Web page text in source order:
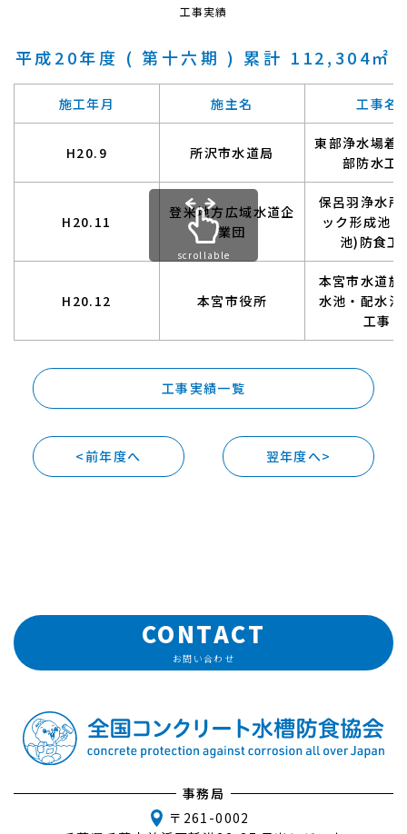
工事実績
平成20年度 ( 第十六期 ) 累計 112,304㎡
施工年月 施主名 工事名
H20.9 所沢市水道局
東部浄水場着
部防水工
H20.11
登米地方広域水道企
業団
保呂羽浄水
ック形成池
池)防食工
H20.12 本宮市役所
本宮市水道
水池・配水
工事
scrollable
<前年度へ
工事実績一覧
翌年度へ>
事務局
〒261-0002
CONTACT
お問い合わせ